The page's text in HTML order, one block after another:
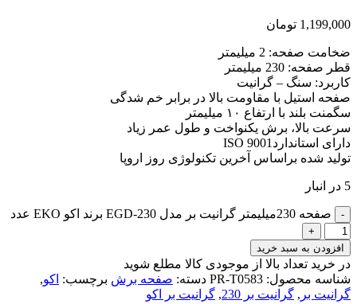
1,199,000 تومان
ضخامت صفحه: 2 میلیمتر
قطر صفحه: 230 میلیمتر
کاربرد: سنگ – گرانیت
صفحه استیل با مقاومت بالا در برابر خم شدگی
سگمنت بلند با ارتفاع ۱۰ میلیمتر
سرعت بالا، برش یکنواخت و طول عمر زیاد
دارای استانداردISO 9001
تولید شده براساس آخرین تکنولوژی روز اروپا
5 در انبار
صفحه 230میلیمتر گرانیت بر مدل EGD-230 برند اکو EKO عدد
افزودن به سبد خرید
در خرید تعداد بالا از موجودی کالا مطلع شوید
شناسه محصول: PR-T0583 دسته: صفحه برش برچسب: اکو,
گرانیت بر , گرانیت بر 230 , گرانیت بر اکو